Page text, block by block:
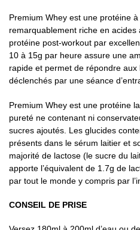
Premium Whey est une protéine
remarquablement riche en acides
protéine post-workout par
10 à 15g par heure assure une
rapide et permet de répondre
déclenchés par une séance
Premium Whey est une protéine
pureté ne contenant ni
sucres ajoutés. Les glucides
présents dans le sérum laitier et
majorité de lactose (le sucre du
apporte l’équivalent de 1.7g de
par tout le monde y compris par
CONSEIL DE PRISE